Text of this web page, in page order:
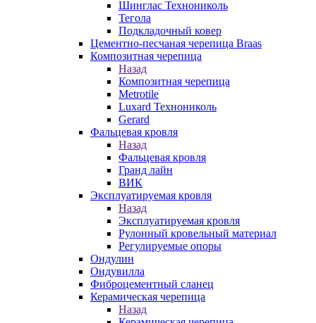
Шинглас Технониколь
Тегола
Подкладочный ковер
Цементно-песчаная черепица Braas
Композитная черепица
Назад
Композитная черепица
Metrotile
Luxard Технониколь
Gerard
Фальцевая кровля
Назад
Фальцевая кровля
Гранд лайн
ВИК
Эксплуатируемая кровля
Назад
Эксплуатируемая кровля
Рулонный кровельный материал
Регулируемые опоры
Ондулин
Ондувилла
Фиброцементный сланец
Керамическая черепица
Назад